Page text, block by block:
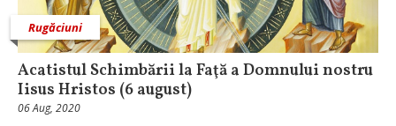
Rugăciuni
Acatistul Schimbării la Faţă a Domnului nostru
Iisus Hristos (6 august)
06 Aug, 2020